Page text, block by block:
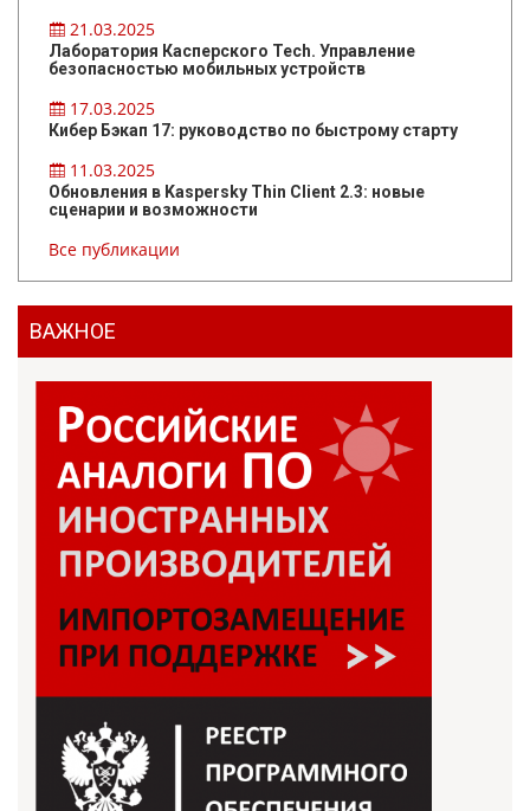
21.03.2025
Лаборатория Касперского Tech. Управление
безопасностью мобильных устройств
17.03.2025
Кибер Бэкап 17: руководство по быстрому старту
11.03.2025
Обновления в Kaspersky Thin Client 2.3: новые
сценарии и возможности
Все публикации
ВАЖНОЕ